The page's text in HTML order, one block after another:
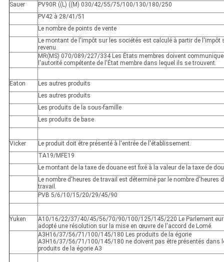
Sauer
PV90R ((L) ((M) 030/42/55/75/100/130/180/250
PV42 à 28/41/51
Le nombre de points de vente
Le montant de l'impôt sur les sociétés est calculé à partir de l'impôt
revenu.
MR(MS) 070/089/227/334 Les États membres doivent
l'autorité compétente de l'État membre dans lequel ils se trouvent.
Eaton
Les autres produits
Les autres produits
Les produits de la sous-famille
Les produits de base
Vicker
Le produit doit être présenté à l'entrée de l'établissement.
TA19/MFE19
Le montant de la taxe de douane est fixé à la valeur de la taxe de
Le nombre d'heures de travail est déterminé par le nombre d'heures
travail.
PVB 5/6/10/15/20/29/45/90
Yuken
A10/16/22/37/40/45/56/70/90/100/125/145/220 Le Parlement
adopté une résolution sur la mise en œuvre de l'accord de Lomé.
A3H16/37/56/71/100/145/180 Les produits de la égorie
A3H16/37/56/71/100/145/180 ne doivent pas être présentés dans
produits de la égorie A3